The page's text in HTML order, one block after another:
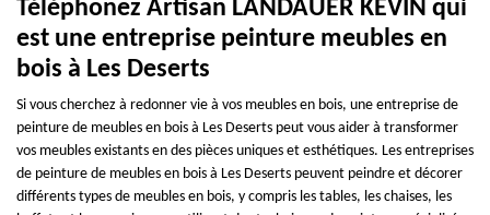
Téléphonez Artisan LANDAUER KEVIN qui
est une entreprise peinture meubles en
bois à Les Deserts
Si vous cherchez à redonner vie à vos meubles en bois, une entreprise de
peinture de meubles en bois à Les Deserts peut vous aider à transformer
vos meubles existants en des pièces uniques et esthétiques. Les entreprises
de peinture de meubles en bois à Les Deserts peuvent peindre et décorer
différents types de meubles en bois, y compris les tables, les chaises, les